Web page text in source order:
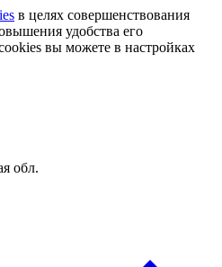
в целях совершенствования
удобства его
вы можете в настройках
обл.